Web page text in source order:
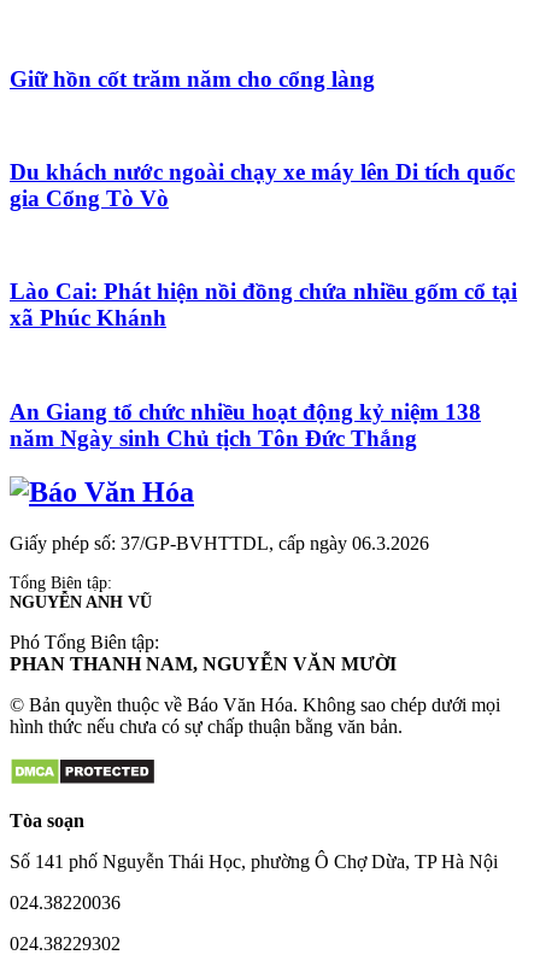
Giữ hồn cốt trăm năm cho cổng làng
Du khách nước ngoài chạy xe máy lên Di tích quốc
gia Cổng Tò Vò
Lào Cai: Phát hiện nồi đồng chứa nhiều gốm cổ tại
xã Phúc Khánh
An Giang tổ chức nhiều hoạt động kỷ niệm 138
năm Ngày sinh Chủ tịch Tôn Đức Thắng
Giấy phép số: 37/GP-BVHTTDL, cấp ngày 06.3.2026
Tổng Biên tập:
NGUYỄN ANH VŨ
Phó Tổng Biên tập:
PHAN THANH NAM, NGUYỄN VĂN MƯỜI
© Bản quyền thuộc về Báo Văn Hóa. Không sao chép dưới mọi
hình thức nếu chưa có sự chấp thuận bằng văn bản.
Tòa soạn
Số 141 phố Nguyễn Thái Học, phường Ô Chợ Dừa, TP Hà Nội
024.38220036
024.38229302